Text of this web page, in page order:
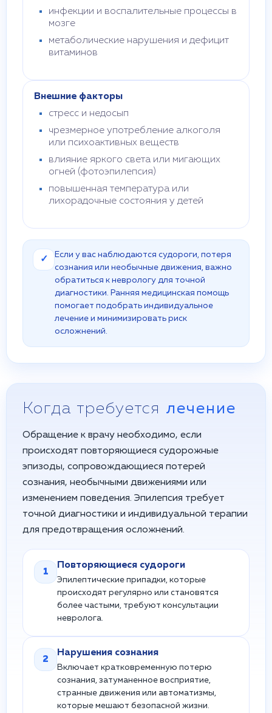
инфекции и воспалительные процессы в
мозге
метаболические нарушения и дефицит
витаминов
Внешние факторы
стресс и недосып
чрезмерное употребление алкоголя
или психоактивных веществ
влияние яркого света или мигающих
огней (фотоэпилепсия)
повышенная температура или
лихорадочные состояния у детей
✓
Если у вас наблюдаются судороги, потеря
сознания или необычные движения, важно
обратиться к неврологу для точной
диагностики. Ранняя медицинская помощь
помогает подобрать индивидуальное
лечение и минимизировать риск
осложнений.
Когда требуется лечение
Обращение к врачу необходимо, если
происходят повторяющиеся судорожные
эпизоды, сопровождающиеся потерей
сознания, необычными движениями или
изменением поведения. Эпилепсия требует
точной диагностики и индивидуальной терапии
для предотвращения осложнений.
1
Повторяющиеся судороги
Эпилептические припадки, которые
происходят регулярно или становятся
более частыми, требуют консультации
невролога.
2
Нарушения сознания
Включает кратковременную потерю
сознания, затуманенное восприятие,
странные движения или автоматизмы,
которые мешают безопасной жизни.